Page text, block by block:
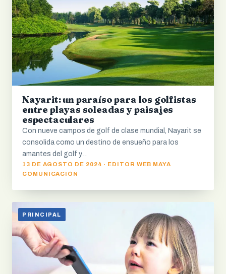
Nayarit: un paraíso para los golfistas
entre playas soleadas y paisajes
espectaculares
Con nueve campos de golf de clase mundial, Nayarit se
consolida como un destino de ensueño para los
amantes del golf y…
13 DE AGOSTO DE 2024 · EDITOR WEB MAYA
COMUNICACIÓN
PRINCIPAL